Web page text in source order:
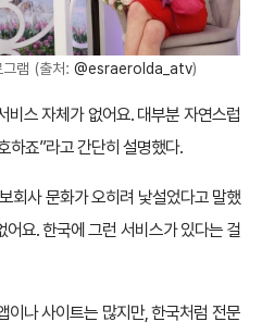
램 (출처: @esraerolda_atv)
비스 자체가 없어요. 대부분 자연스럽
하죠”라고 간단히 설명했다.
회사 문화가 오히려 낯설었다고 말했
어요. 한국에 그런 서비스가 있다는 걸
이나 사이트는 많지만, 한국처럼 전문